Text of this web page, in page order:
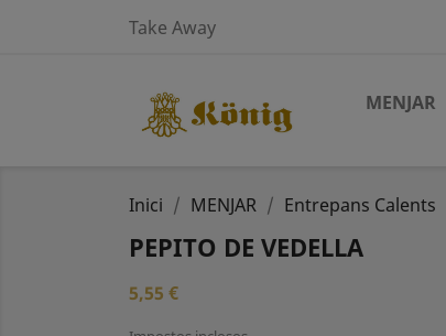
Take Away
MENJAR
Inici MENJAR Entrepans Calents
PEPITO DE VEDELLA
5,55 €